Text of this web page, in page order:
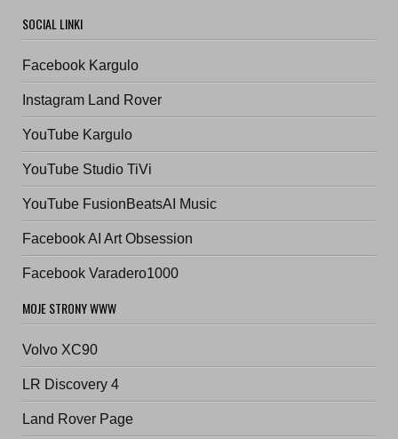
SOCIAL LINKI
Facebook Kargulo
Instagram Land Rover
YouTube Kargulo
YouTube Studio TiVi
YouTube FusionBeatsAI Music
Facebook AI Art Obsession
Facebook Varadero1000
MOJE STRONY WWW
Volvo XC90
LR Discovery 4
Land Rover Page